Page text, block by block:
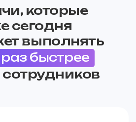
которые
сегодня
выполнять
быстрее